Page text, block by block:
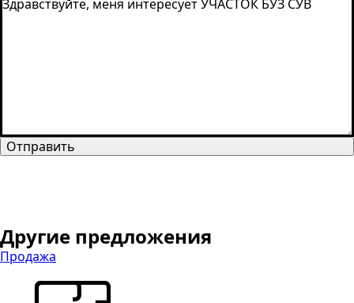
Отправить
Другие предложения
Продажа